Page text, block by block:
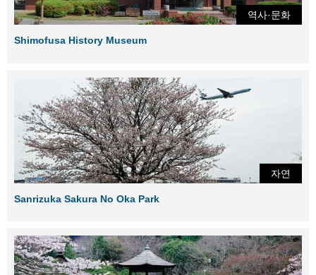
역사·문화
Shimofusa History Museum
자연
Sanrizuka Sakura No Oka Park